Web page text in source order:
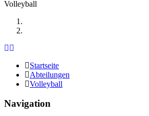
Volleyball
Previous
Startseite
Abteilungen
Volleyball
Navigation